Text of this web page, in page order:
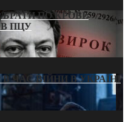
ПО КРОВІ:
ПЦУ
ЧАС ВІЙНИ В УКРАЇНІ